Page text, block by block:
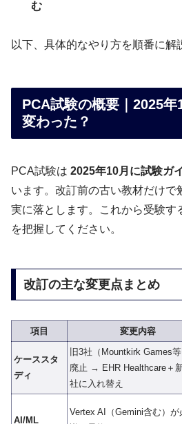
む
以下、具体的なやり方を順番に解
PCA試験の概要｜2025
変わった？
PCA試験は 2025年10月に試験ガ
います。改訂前の古い教材だけで
実に落とします。これから受験す
を把握してください。
改訂の主な変更点まとめ
項目 変更内容
ケーススタ
ディ
旧3社（Mountkirk Games
廃止 → EHR Healthcare＋
社に入れ替え
AI/ML
Vertex AI（Gemini含む）が